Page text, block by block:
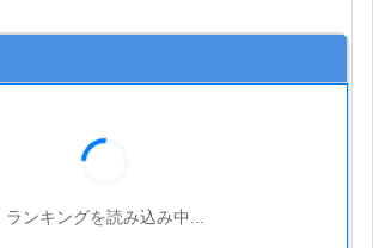
ランキングを読み込み中...